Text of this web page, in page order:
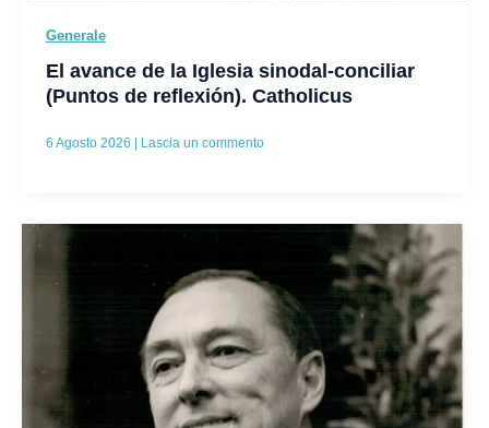
Generale
El avance de la Iglesia sinodal-conciliar
(Puntos de reflexión). Catholicus
6 Agosto 2026 Lascia un commento